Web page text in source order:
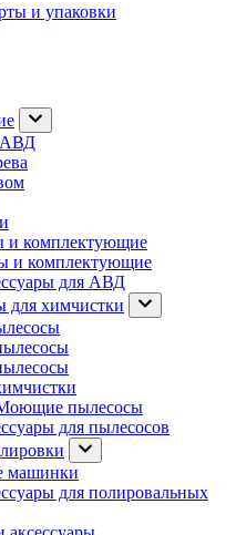
и упаковки
АВД
и комплектующие
и комплектующие
для АВД
для химчистки
пылесосы
для пылесосов
машинки
для полировальных